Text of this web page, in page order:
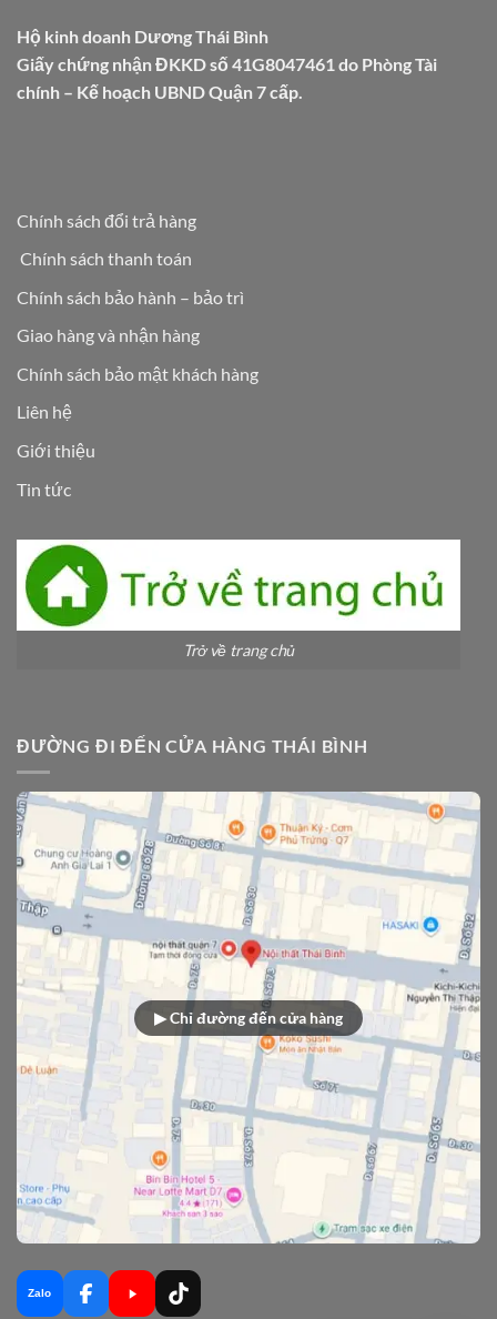
Hộ kinh doanh Dương Thái Bình
Giấy chứng nhận ĐKKD số 41G8047461 do Phòng Tài
chính – Kế hoạch UBND Quận 7 cấp.
Chính sách đổi trả hàng
Chính sách thanh toán
Chính sách bảo hành – bảo trì
Giao hàng và nhận hàng
Chính sách bảo mật khách hàng
Liên hệ
Giới thiệu
Tin tức
Trở về trang chủ
ĐƯỜNG ĐI ĐẾN CỬA HÀNG THÁI BÌNH
▶ Chỉ đường đến cửa hàng
Zalo